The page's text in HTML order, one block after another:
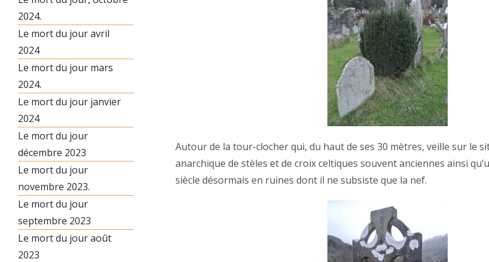
Autour de la tour-clocher qui, du haut de ses 30 mètres, veille sur le
anarchique de stèles et de croix celtiques souvent anciennes ainsi
siècle désormais en ruines dont il ne subsiste que la nef.
2024.
Le mort du jour avril
2024
Le mort du jour mars
2024.
Le mort du jour janvier
2024
Le mort du jour
décembre 2023
Le mort du jour
novembre 2023.
Le mort du jour
septembre 2023
Le mort du jour août
2023